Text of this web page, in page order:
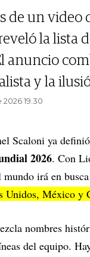
de un video
la lista
anuncio
y la
19.30
Scaloni ya
2026. Con
mundo irá en
Unidos, México y
nombres
del equipo.